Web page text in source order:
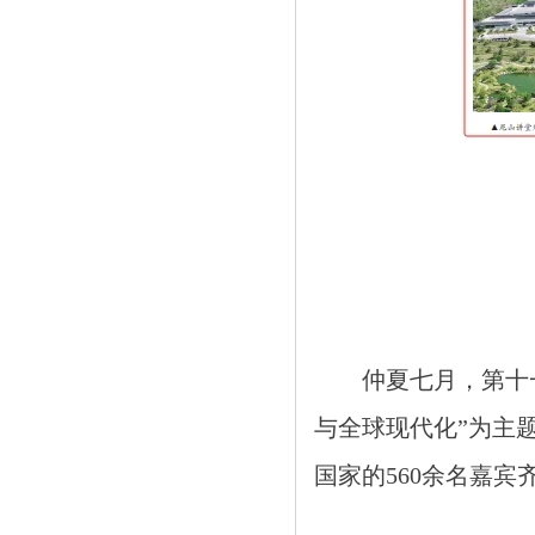
仲夏七月，第十一
与全球现代化”为主
国家的560余名嘉宾